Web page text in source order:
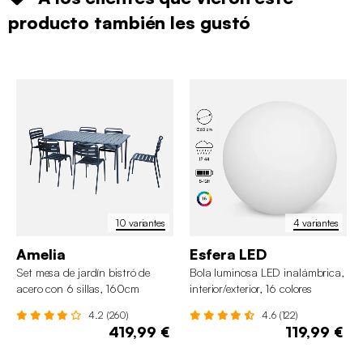
producto también les gustó
10 variantes
Amelia
Set mesa de jardín bistró de
acero con 6 sillas, 160cm
4.2 (260)
419,99 €
4 variantes
Esfera LED
Bola luminosa LED inalámbrica,
interior/exterior, 16 colores
4.6 (122)
119,99 €